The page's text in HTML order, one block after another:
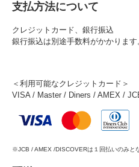
支払方法について
クレジットカード、銀行振込
銀行振込は別途手数料がかかります
＜利用可能なクレジットカード＞
VISA / Master / Diners / AMEX /
※JCB / AMEX /DISCOVERは１回払いのみと